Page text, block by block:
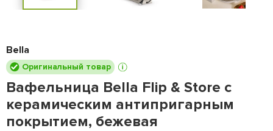
Bella
Оригинальный товар
Вафельница Bella Flip & Store с
керамическим антипригарным
покрытием, бежевая